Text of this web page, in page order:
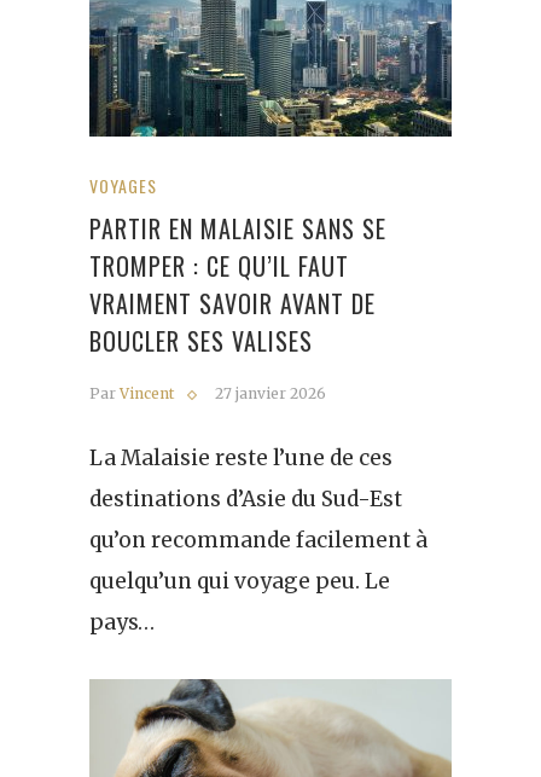
VOYAGES
PARTIR EN MALAISIE SANS SE
TROMPER : CE QU’IL FAUT
VRAIMENT SAVOIR AVANT DE
BOUCLER SES VALISES
ParVincent 27 janvier 2026
La Malaisie reste l’une de ces
destinations d’Asie du Sud-Est
qu’on recommande facilement à
quelqu’un qui voyage peu. Le
pays…